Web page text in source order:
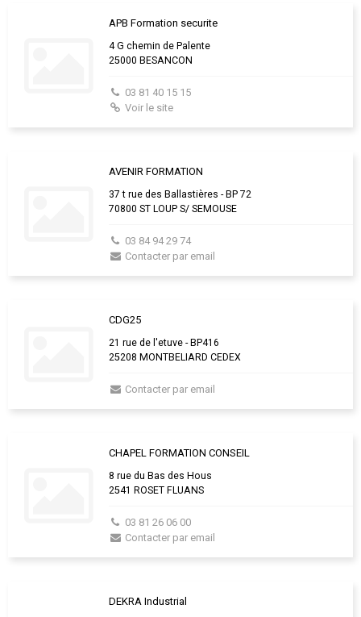
APB Formation securite
4 G chemin de Palente
25000 BESANCON
03 81 40 15 15
Voir le site
AVENIR FORMATION
37 t rue des Ballastières - BP 72
70800 ST LOUP S/ SEMOUSE
03 84 94 29 74
Contacter par email
CDG25
21 rue de l'etuve - BP416
25208 MONTBELIARD CEDEX
Contacter par email
CHAPEL FORMATION CONSEIL
8 rue du Bas des Hous
2541 ROSET FLUANS
03 81 26 06 00
Contacter par email
DEKRA Industrial